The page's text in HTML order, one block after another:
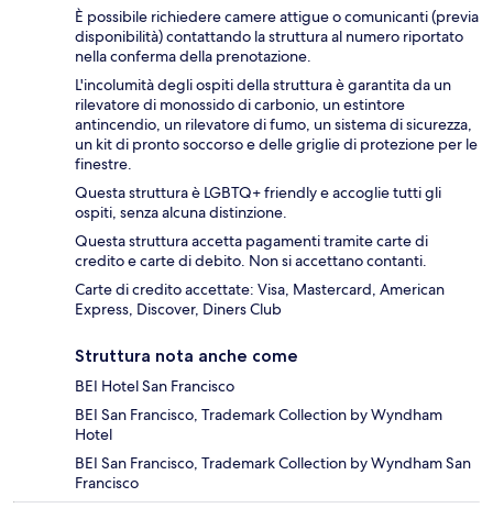
È possibile richiedere camere attigue o comunicanti (previa
disponibilità) contattando la struttura al numero riportato
nella conferma della prenotazione.
L'incolumità degli ospiti della struttura è garantita da un
rilevatore di monossido di carbonio, un estintore
antincendio, un rilevatore di fumo, un sistema di sicurezza,
un kit di pronto soccorso e delle griglie di protezione per le
finestre.
Questa struttura è LGBTQ+ friendly e accoglie tutti gli
ospiti, senza alcuna distinzione.
Questa struttura accetta pagamenti tramite carte di
credito e carte di debito. Non si accettano contanti.
Carte di credito accettate: Visa, Mastercard, American
Express, Discover, Diners Club
Struttura nota anche come
BEI Hotel San Francisco
BEI San Francisco, Trademark Collection by Wyndham
Hotel
BEI San Francisco, Trademark Collection by Wyndham San
Francisco